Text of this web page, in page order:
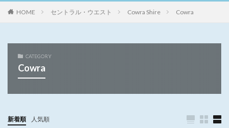
HOME セントラル・ウエスト Cowra Shire Cowra
CATEGORY
Cowra
新着順 人気順